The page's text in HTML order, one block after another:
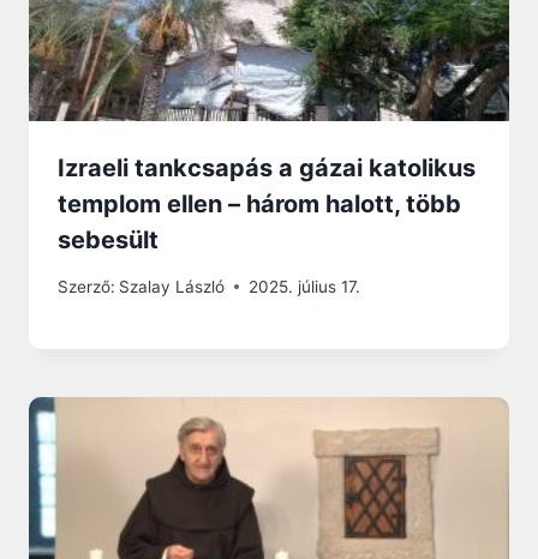
Izraeli tankcsapás a gázai katolikus
templom ellen – három halott, több
sebesült
Szerző: Szalay László 2025. július 17.